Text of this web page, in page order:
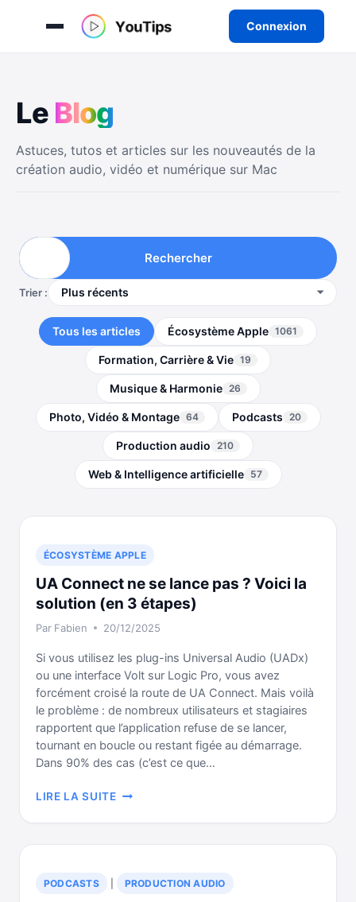
Connexion
contenu
Le Blog
Astuces, tutos et articles sur les nouveautés de la
création audio, vidéo et numérique sur Mac
Rechercher
Trier :
Tous les articles Écosystème Apple 1061
Formation, Carrière & Vie 19
Musique & Harmonie 26
Photo, Vidéo & Montage 64 Podcasts 20
Production audio 210
Web & Intelligence artificielle 57
ÉCOSYSTÈME APPLE
UA Connect ne se lance pas ? Voici la
solution (en 3 étapes)
Par Fabien 20/12/2025
Si vous utilisez les plug-ins Universal Audio (UADx)
ou une interface Volt sur Logic Pro, vous avez
forcément croisé la route de UA Connect. Mais voilà
le problème : de nombreux utilisateurs et stagiaires
rapportent que l’application refuse de se lancer,
tournant en boucle ou restant figée au démarrage.
Dans 90% des cas (c’est ce que…
LIRE LA SUITEUA
NE
SE
PODCASTS PRODUCTION AUDIO